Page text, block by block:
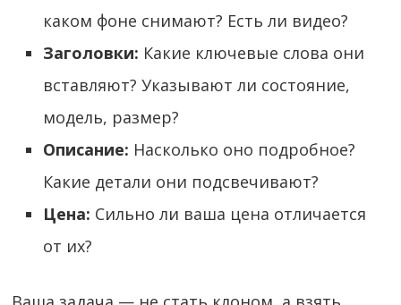
каком фоне снимают? Есть ли видео?
Заголовки: Какие ключевые слова они
вставляют? Указывают ли состояние,
модель, размер?
Описание: Насколько оно подробное?
Какие детали они подсвечивают?
Цена: Сильно ли ваша цена отличается
от их?